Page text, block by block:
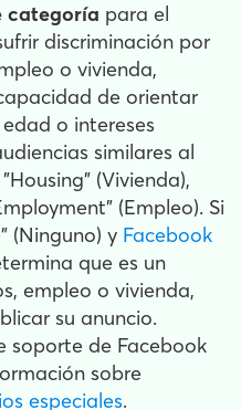
categoría para el
discriminación por
o vivienda,
de orientar
o intereses
similares al
(Vivienda),
(Empleo). Si
(Ninguno) y Facebook
que es un
empleo o vivienda,
su anuncio.
soporte de Facebook
sobre
especiales.